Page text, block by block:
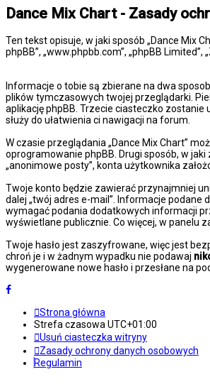
Dance Mix Chart - Zasady
Ten tekst opisuje, w jaki sposób „Dance Mix
phpBB”, „www.phpbb.com”, „phpBB
Informacje o tobie są zbierane na dwa
plików tymczasowych twojej przeglądarki.
aplikację phpBB. Trzecie ciasteczko
służy do ułatwienia ci nawigacji na forum.
W czasie przeglądania „Dance Mix Chart”
oprogramowanie phpBB. Drugi sposób, w
„anonimowe posty”, konta użytkownika
Twoje konto będzie zawierać przynajmniej
dalej „twój adres e-mail”. Informacje podane
wymagać podania dodatkowych informacji
wyświetlane publicznie. Co więcej, w panelu
Twoje hasło jest zaszyfrowane, więc jest
chroń je i w żadnym wypadku nie podawaj
wygenerowane nowe hasło i przesłane na
Strona główna
Strefa czasowa UTC+01:00
Usuń ciasteczka witryny
Zasady ochrony danych osobowych
Regulamin